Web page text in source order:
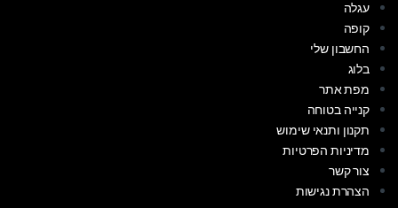
עגלה
קופה
החשבון שלי
בלוג
מפת אתר
קנייה בטוחה
תקנון ותנאי שימוש
מדיניות הפרטיות
צור קשר
הצהרת נגישות